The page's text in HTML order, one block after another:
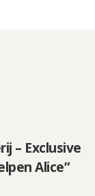
– Exclusive
Alice”